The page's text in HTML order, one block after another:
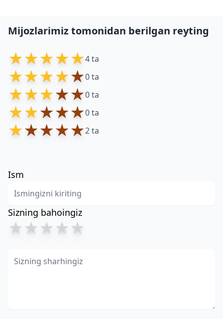
Mijozlarimiz tomonidan berilgan reyting
★★★★★4 ta
★★★★★0 ta
★★★★★0 ta
★★★★★0 ta
★★★★★2 ta
Ism
Sizning bahoingiz
★★★★★